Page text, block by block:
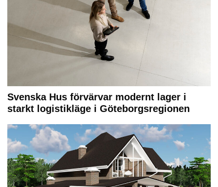
Svenska Hus förvärvar modernt lager i
starkt logistikläge i Göteborgsregionen